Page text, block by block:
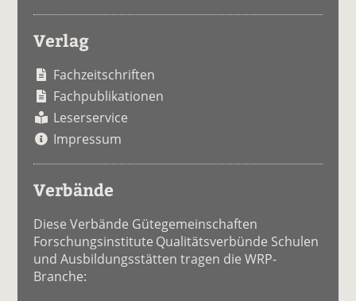
Verlag
Fachzeitschriften
Fachpublikationen
Leserservice
Impressum
Verbände
Diese Verbände Gütegemeinschaften
Forschungsinstitute Qualitätsverbünde Schulen
und Ausbildungsstätten tragen die WRP-
Branche: